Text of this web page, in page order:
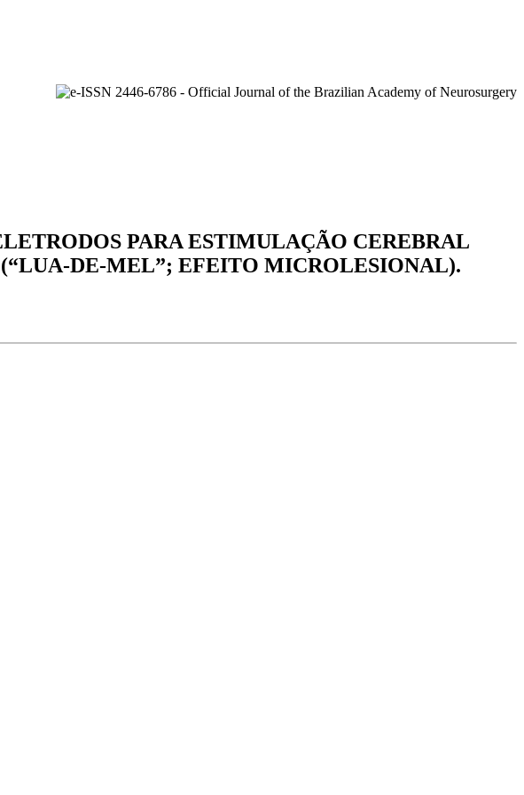
PARA ESTIMULAÇÃO CEREBRAL
DE-MEL”; EFEITO MICROLESIONAL).